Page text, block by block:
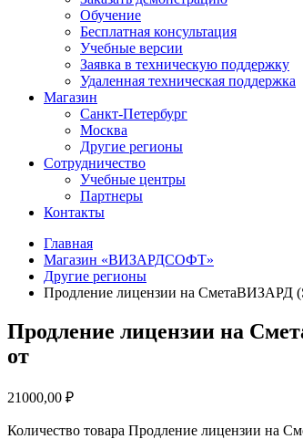
Обучение
Бесплатная консультация
Учебные версии
Заявка в техническую поддержку
Удаленная техническая поддержка
Магазин
Санкт-Петербург
Москва
Другие регионы
Сотрудничество
Учебные центры
Партнеры
Контакты
Главная
Магазин «ВИЗАРДСОФТ»
Другие регионы
Продление лицензии на СметаВИЗАРД
Продление лицензии на
от
21000,00 ₽
Количество товара Продление лицензии на